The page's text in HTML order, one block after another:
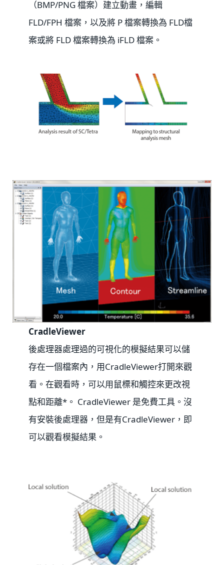
（BMP/PNG 檔案）建立動畫，編輯
FLD/FPH 檔案，以及將 P 檔案轉換為 FLD檔
案或將 FLD 檔案轉換為 iFLD 檔案。
CradleViewer
後處理器處理過的可視化的模擬結果可以儲
存在一個檔案內，用CradleViewer打開來觀
看。在觀看時，可以用鼠標和觸控來更改視
點和距離*。 CradleViewer 是免費工具。沒
有安裝後處理器，但是有CradleViewer，即
可以觀看模擬結果。